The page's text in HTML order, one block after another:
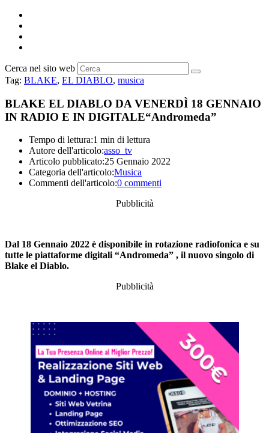
Cerca nel sito web
Tag: BLAKE, EL DIABLO, musica
BLAKE EL DIABLO DA VENERDÌ 18 GENNAIO
IN RADIO E IN DIGITALE“Andromeda”
Tempo di lettura:1 min di lettura
Autore dell'articolo:asso_tv
Articolo pubblicato:25 Gennaio 2022
Categoria dell'articolo:Musica
Commenti dell'articolo:0 commenti
Pubblicità
Dal 18 Gennaio 2022 è disponibile in rotazione radiofonica e su
tutte le piattaforme digitali “Andromeda” , il nuovo singolo di
Blake el Diablo.
Pubblicità